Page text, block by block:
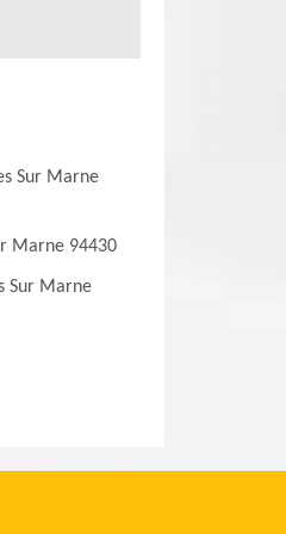
Sur Marne
Marne 94430
Sur Marne